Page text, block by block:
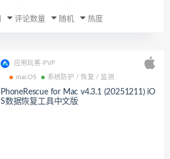
评论数量 随机 热度
应用玩客-PVP
macOS 系统防护 / 恢复 / 监测
PhoneRescue for Mac v4.3.1 (20251211) iO
S数据恢复工具中文版